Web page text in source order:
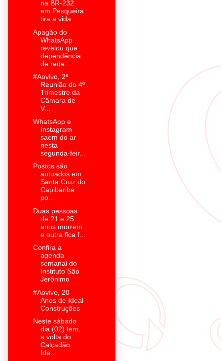
na BR-232
em Pesqueira
tira a vida ...
Apagão do
WhatsApp
revelou que
dependência
de rede...
#Aovivo, 2ª
Reunião do 4º
Trimestre da
Câmara de
V...
WhatsApp e
Instagram
saem do ar
nesta
segunda-feir...
Postos são
autuados em
Santa Cruz do
Capibaribe
po...
Duas pessoas
de 21 e 25
anos morrem
e outra fica f...
Confira a
agenda
semanal do
Instituto São
Jerônimo
#Aovivo, 20
Anos de Ideal
Construções
Neste sábado
dia (02) tem,
a volta do
Calçadão
Ide...